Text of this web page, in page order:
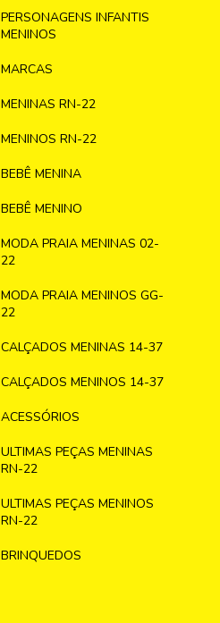
PERSONAGENS INFANTIS
MENINOS
MARCAS
MENINAS RN-22
MENINOS RN-22
BEBÊ MENINA
BEBÊ MENINO
MODA PRAIA MENINAS 02-
22
MODA PRAIA MENINOS GG-
22
CALÇADOS MENINAS 14-37
CALÇADOS MENINOS 14-37
ACESSÓRIOS
ULTIMAS PEÇAS MENINAS
RN-22
ULTIMAS PEÇAS MENINOS
RN-22
BRINQUEDOS